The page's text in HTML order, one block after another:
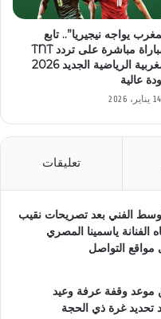
يواجه نيجيريا”.. تابع
المباراة مباشرة على تردد TNT
المغربية الرياضية الجديد 2026
عالية
14 يناير، 2026
تعليقات
الفني بعد تصريحات نقيب
الفنانة ياسمينا المصري
التواصل
موعد وقفة عرفة وعيد